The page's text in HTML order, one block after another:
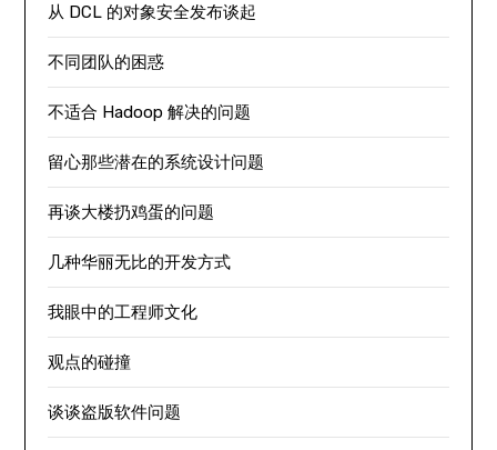
从 DCL 的对象安全发布谈起
不同团队的困惑
不适合 Hadoop 解决的问题
留心那些潜在的系统设计问题
再谈大楼扔鸡蛋的问题
几种华丽无比的开发方式
我眼中的工程师文化
观点的碰撞
谈谈盗版软件问题